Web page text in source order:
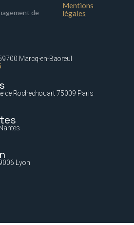
de
Mentions
légales
Marcq-en-Baoreul
de Rochechouart 75009 Paris
Lyon